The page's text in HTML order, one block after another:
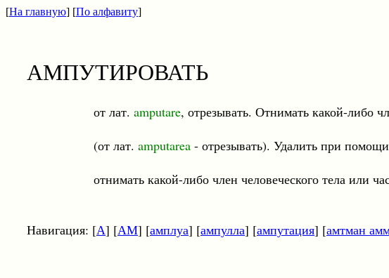
[На главную] [По алфавиту]
АМПУТИРОВАТЬ
от лат. amputare, отрезывать. Отнимать какой-либо
(от лат. amputarea - отрезывать). Удалить при
отнимать какой-либо член человеческого тела или
Навигация: [А] [АМ] [амплуа] [ампулла] [ампутация] [амтман